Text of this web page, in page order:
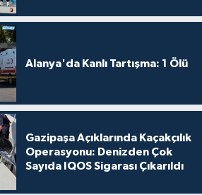
Alanya'da Kanlı Tartışma: 1 Ölü
Gazipaşa Açıklarında Kaçakçılık
Operasyonu: Denizden Çok
Sayıda IQOS Sigarası Çıkarıldı